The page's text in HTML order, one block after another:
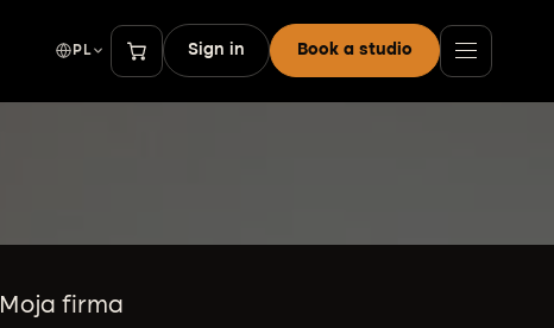
PL Sign in Book a studio
Moja firma